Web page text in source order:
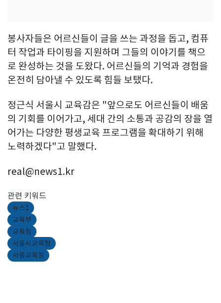
봉사자들은 어르신들이 글을 쓰는 과정을 돕고, 컴퓨
터 작업과 타이핑을 지원하며 그들의 이야기를 책으
로 완성하는 것을 도왔다. 어르신들의 기억과 경험을
온전히 담아낼 수 있도록 힘들 보탰다.
정근식 서울시 교육감은 "앞으로도 어르신들이 배움
의 기회를 이어가고, 세대 간의 소통과 공감의 장을 열
어가는 다양한 평생교육 프로그램을 확대하기 위해
노력하겠다"고 말했다.
real@news1.kr
관련 키워드
뉴스1
교육부
교육청
서울시교육청
서울교육청